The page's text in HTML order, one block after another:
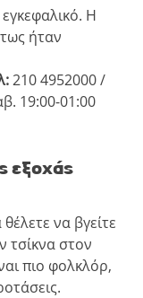
Η
ήταν
210 4952000 /
19:00-01:00
εξοχάς
να βγείτε
τσίκνα στον
πιο φολκλόρ,